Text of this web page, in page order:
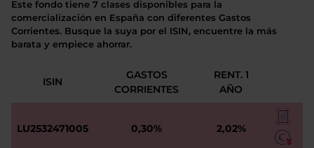
Este fondo tiene 7 clases disponibles para la
comercialización en España con diferentes Gastos
Corrientes. Busque la suya por el ISIN, encuentre la más
barata y empiece ahorrar.
ISIN
GASTOS
CORRIENTES
RENT. 1
AÑO
LU2532471005 0,30% 2,02%